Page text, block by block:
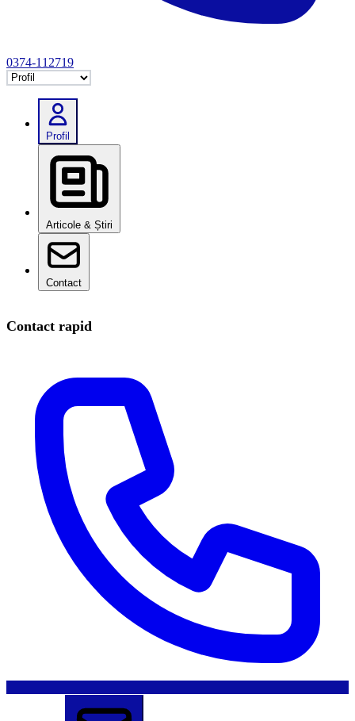
0374-112719
Selectează tab
Profil
Articole & Știri
Contact
Contact rapid